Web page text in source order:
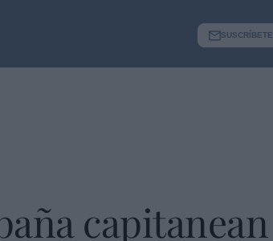
SUSCRÍBETE
capitanean